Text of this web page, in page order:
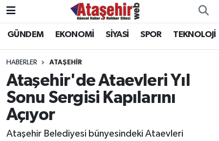
GÜNDEM EKONOMİ SİYASİ SPOR TEKNOLOJİ
HABERLER ATAŞEHİR
Ataşehir'de Ataevleri Yıl
Sonu Sergisi Kapılarını
Açıyor
Ataşehir Belediyesi bünyesindeki Ataevleri
Hava Durumu
Trafik Durumu
Süper Lig Puan Durumu ve Fikstür
Tüm Manşetler
Son Dakika Haberleri